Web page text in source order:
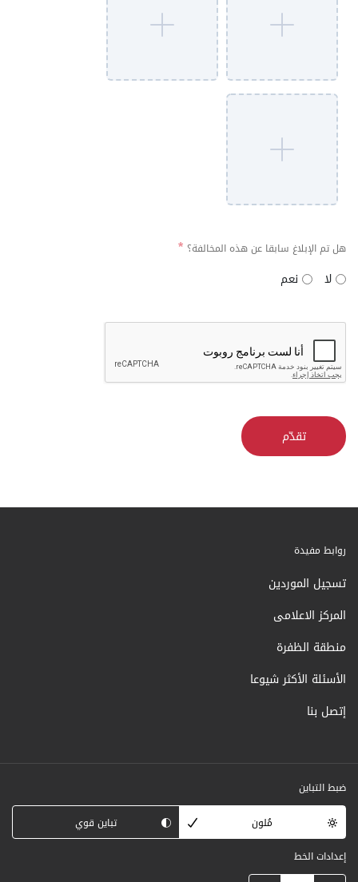
هل تم الإبلاغ سابقا عن هذه المخالفة؟
لا نعم
روابط مفيدة
تسجيل الموردين
المركز الاعلامى
منطقة الظفرة
الأسئلة الأكثر شيوعا
إتصل بنا
ضبط التباين
مُلون
تباين قوي
إعدادات الخط